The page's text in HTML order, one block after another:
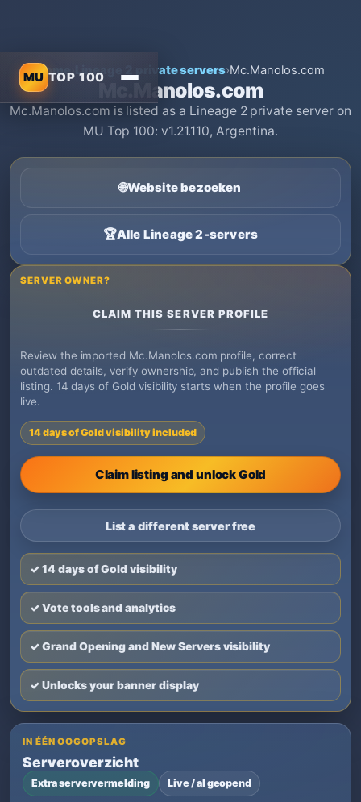
MU TOP 100
Home› Lineage 2 private servers›Mc.Manolos.com
Mc.Manolos.com
Mc.Manolos.com is listed as a Lineage 2 private server on
MU Top 100: v1.21.110, Argentina.
🌐Website bezoeken
🏆Alle Lineage 2-servers
SERVER OWNER?
CLAIM THIS SERVER PROFILE
Review the imported Mc.Manolos.com profile, correct
outdated details, verify ownership, and publish the official
listing. 14 days of Gold visibility starts when the profile goes
live.
14 days of Gold visibility included
Claim listing and unlock Gold
List a different server free
✓ 14 days of Gold visibility
✓ Vote tools and analytics
✓ Grand Opening and New Servers visibility
✓ Unlocks your banner display
IN ÉÉN OOGOPSLAG
Serveroverzicht
Extra serververmelding Live / al geopend